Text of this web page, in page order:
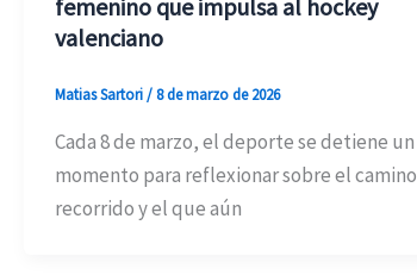
femenino que impulsa al hockey
valenciano
Matias Sartori/8 de marzo de 2026
Cada 8 de marzo, el deporte se detiene un
momento para reflexionar sobre el camino
recorrido y el que aún